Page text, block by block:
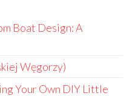
Boat Design: A
Węgorzy)
Your Own DIY Little